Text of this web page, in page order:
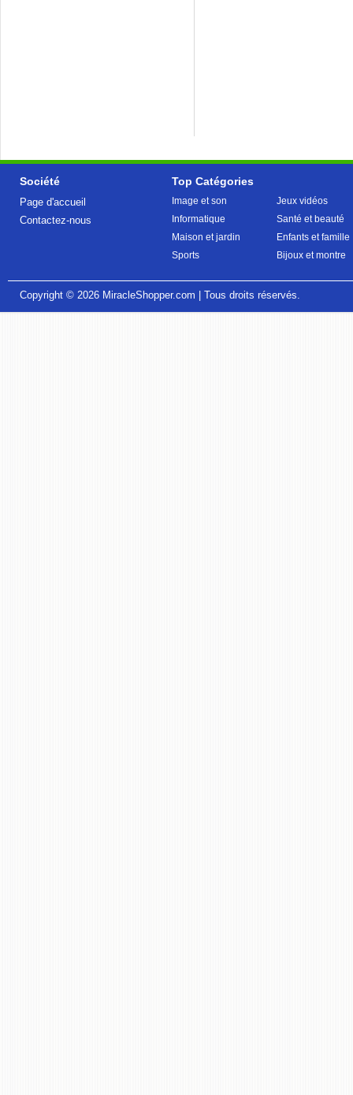
Société
Page d'accueil
Contactez-nous
Top Catégories
Image et son
Informatique
Maison et jardin
Sports
Jeux vidéos
Santé et beauté
Enfants et famille
Bijoux et montre
Copyright © 2026 MiracleShopper.com | Tous droits réservés.